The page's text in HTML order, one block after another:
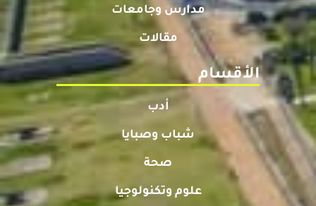
مدارس وجامعات
مقالات
الأقسام
أدب
شباب وصبايا
صحة
علوم وتكنولوجيا